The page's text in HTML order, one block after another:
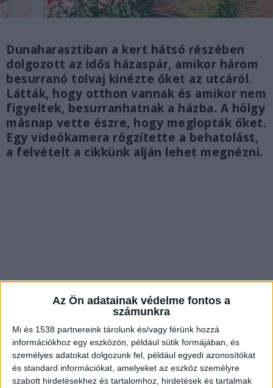
Az Ön adatainak védelme fontos a
számunkra
Mi és 1538 partnereink tárolunk és/vagy férünk hozzá
információkhoz egy eszközön, például sütik formájában, és
személyes adatokat dolgozunk fel, például egyedi azonosítókat
és standard információkat, amelyeket az eszköz személyre
szabott hirdetésekhez és tartalomhoz, hirdetések és tartalmak
Dunaharasztiban a kert hátsó részében
dolgozott az idős házaspár, amikor három
besurranó tolvaj kinézte őket az utcáról.
Látták, hogy otthon vannak és amikor nem
figyeltek, besurranhatnak a házba. A hölgy
másnap vette észre, hogy meglopták őket.
Egy videókamera rögzítette a behatolást,
a felvételt a cikkünk alján lehet megnézni.
Eszükbe sem jutott, hogy kirabolhatják
őket